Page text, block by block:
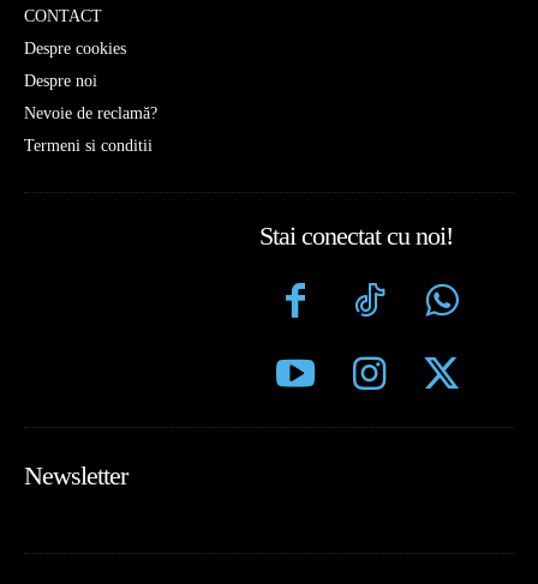
CONTACT
Despre cookies
Despre noi
Nevoie de reclamă?
Termeni si conditii
Stai conectat cu noi!
Newsletter